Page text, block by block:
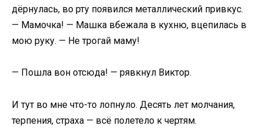
дёрнулась, во рту появился металлический привкус.
— Мамочка! — Машка вбежала в кухню, вцепилась в
мою руку. — Не трогай маму!
— Пошла вон отсюда! — рявкнул Виктор.
И тут во мне что-то лопнуло. Десять лет молчания,
терпения, страха — всё полетело к чертям.